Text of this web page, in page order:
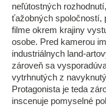
neľútostných
ťažobných spoločností,
filme okrem krajiny
osobe. Pred kamerou
industriálnych land-
zároveň sa
vytrhnutých z
Protagonista je teda
inscenuje pomyselné